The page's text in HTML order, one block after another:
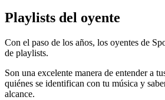
Playlists del oyente
Con el paso de los años, los oyentes de
de playlists.
Son una excelente manera de entender a
quiénes se identifican con tu música y
alcance.